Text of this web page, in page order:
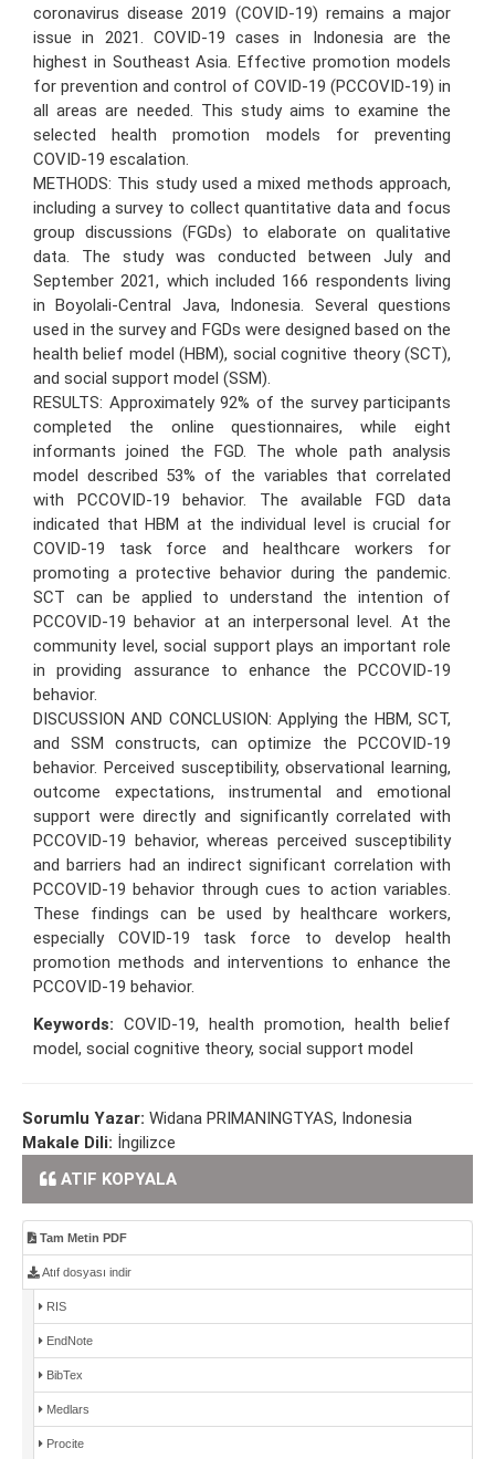
coronavirus disease 2019 (COVID-19) remains a major
issue in 2021. COVID-19 cases in Indonesia are the
highest in Southeast Asia. Effective promotion models
for prevention and control of COVID-19 (PCCOVID-19) in
all areas are needed. This study aims to examine the
selected health promotion models for preventing
COVID-19 escalation.
METHODS: This study used a mixed methods approach,
including a survey to collect quantitative data and focus
group discussions (FGDs) to elaborate on qualitative
data. The study was conducted between July and
September 2021, which included 166 respondents living
in Boyolali-Central Java, Indonesia. Several questions
used in the survey and FGDs were designed based on the
health belief model (HBM), social cognitive theory (SCT),
and social support model (SSM).
RESULTS: Approximately 92% of the survey participants
completed the online questionnaires, while eight
informants joined the FGD. The whole path analysis
model described 53% of the variables that correlated
with PCCOVID-19 behavior. The available FGD data
indicated that HBM at the individual level is crucial for
COVID-19 task force and healthcare workers for
promoting a protective behavior during the pandemic.
SCT can be applied to understand the intention of
PCCOVID-19 behavior at an interpersonal level. At the
community level, social support plays an important role
in providing assurance to enhance the PCCOVID-19
behavior.
DISCUSSION AND CONCLUSION: Applying the HBM, SCT,
and SSM constructs, can optimize the PCCOVID-19
behavior. Perceived susceptibility, observational learning,
outcome expectations, instrumental and emotional
support were directly and significantly correlated with
PCCOVID-19 behavior, whereas perceived susceptibility
and barriers had an indirect significant correlation with
PCCOVID-19 behavior through cues to action variables.
These findings can be used by healthcare workers,
especially COVID-19 task force to develop health
promotion methods and interventions to enhance the
PCCOVID-19 behavior.
Keywords: COVID-19, health promotion, health belief
model, social cognitive theory, social support model
Sorumlu Yazar: Widana PRIMANINGTYAS, Indonesia
Makale Dili: İngilizce
ATIF KOPYALA
Tam Metin PDF
Atıf dosyası indir
RIS
EndNote
BibTex
Medlars
Procite